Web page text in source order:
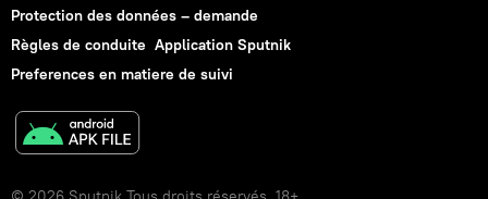
Protection des données – demande
Règles de conduite Application Sputnik
Preferences en matiere de suivi